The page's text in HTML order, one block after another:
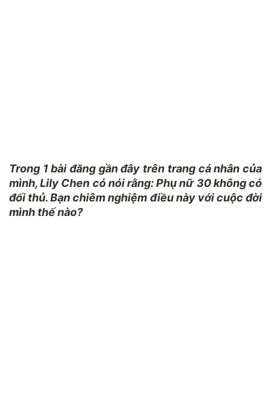
Trong 1 bài đăng gần đây trên trang cá nhân của
mình, Lily Chen có nói rằng: Phụ nữ 30 không có
đối thủ. Bạn chiêm nghiệm điều này với cuộc đời
mình thế nào?